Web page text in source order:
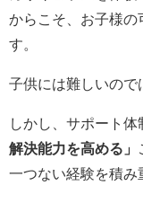
からこそ、お子様の
す。
子供には難しいので
しかし、サポート体
解決能力を高める」
一つない経験を積み